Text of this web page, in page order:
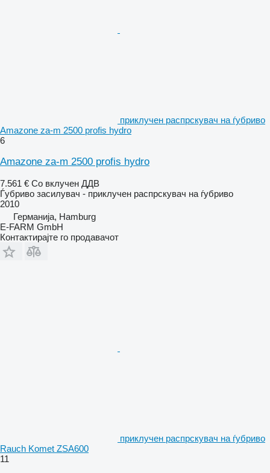
приклучен распрскувач на ѓубриво
Amazone za-m 2500 profis hydro
6
Amazone za-m 2500 profis hydro
7.561 € Со вклучен ДДВ
Ѓубриво засилувач - приклучен распрскувач на ѓубриво
2010
Германија, Hamburg
E-FARM GmbH
Контактирајте го продавачот
приклучен распрскувач на ѓубриво
Rauch Komet ZSA600
11